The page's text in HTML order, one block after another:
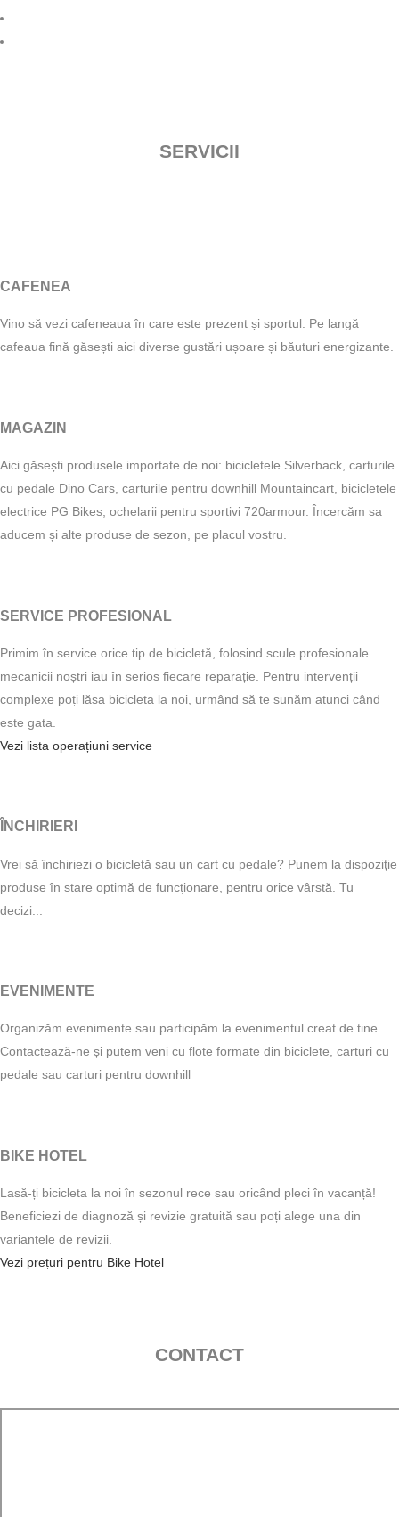
SERVICII
CAFENEA
Vino să vezi cafeneaua în care este prezent și sportul. Pe langă
cafeaua fină găsești aici diverse gustări ușoare și băuturi energizante.
MAGAZIN
Aici găsești produsele importate de noi: bicicletele Silverback, carturile
cu pedale Dino Cars, carturile pentru downhill Mountaincart, bicicletele
electrice PG Bikes, ochelarii pentru sportivi 720armour. Încercăm sa
aducem și alte produse de sezon, pe placul vostru.
SERVICE PROFESIONAL
Primim în service orice tip de bicicletă, folosind scule profesionale
mecanicii noștri iau în serios fiecare reparație. Pentru intervenții
complexe poți lăsa bicicleta la noi, urmând să te sunăm atunci când
este gata.
Vezi lista operațiuni service
ÎNCHIRIERI
Vrei să închiriezi o bicicletă sau un cart cu pedale? Punem la dispoziție
produse în stare optimă de funcționare, pentru orice vârstă. Tu
decizi...
EVENIMENTE
Organizăm evenimente sau participăm la evenimentul creat de tine.
Contactează-ne și putem veni cu flote formate din biciclete, carturi cu
pedale sau carturi pentru downhill
BIKE HOTEL
Lasă-ți bicicleta la noi în sezonul rece sau oricând pleci în vacanță!
Beneficiezi de diagnoză și revizie gratuită sau poți alege una din
variantele de revizii.
Vezi prețuri pentru Bike Hotel
CONTACT